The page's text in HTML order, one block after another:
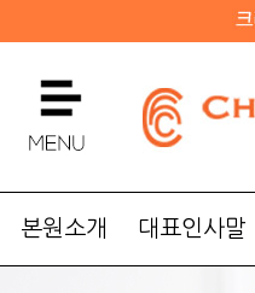
본원소개 대표인사말